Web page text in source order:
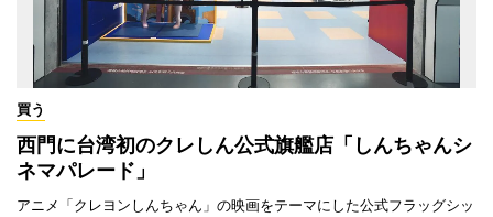
買う
西門に台湾初のクレしん公式旗艦店「しんちゃんシ
ネマパレード」
アニメ「クレヨンしんちゃん」の映画をテーマにした公式フラッグシッ